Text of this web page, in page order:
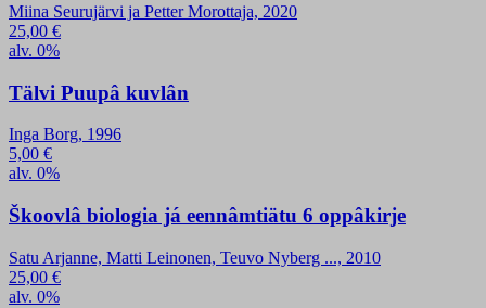
Miina Seurujärvi ja Petter Morottaja, 2020
25,00 €
alv. 0%
Tälvi Puupâ kuvlân
Inga Borg, 1996
5,00 €
alv. 0%
Škoovlâ biologia já eennâmtiätu 6 oppâkirje
Satu Arjanne, Matti Leinonen, Teuvo Nyberg ..., 2010
25,00 €
alv. 0%